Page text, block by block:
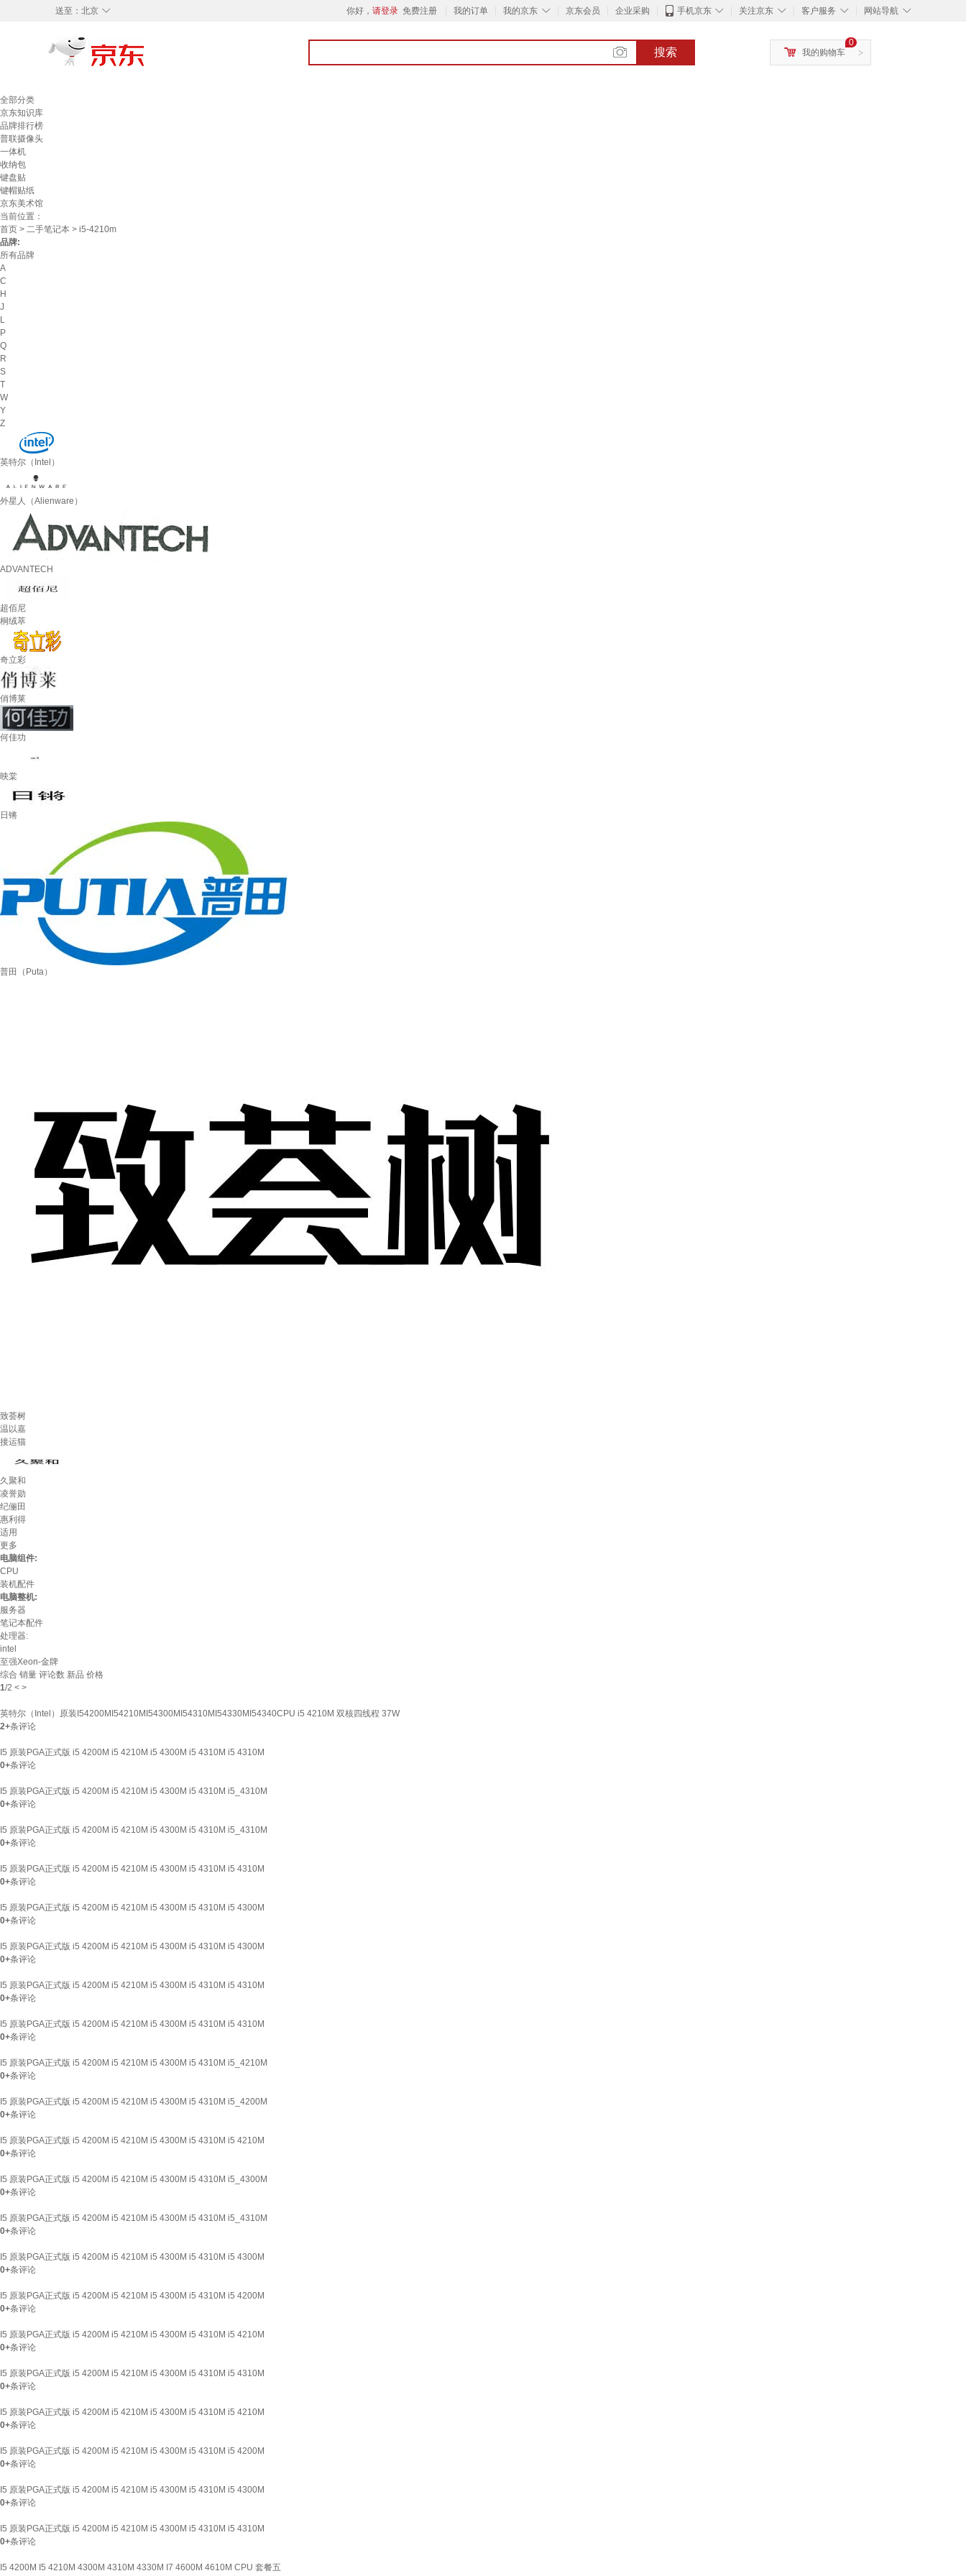
◇
送至： 北京 你好， 请登录 免费注册 我的订单 ◇
我的京东 京东会员 企业采购 ◇
手机京东 ◇
关注京东 ◇
客户服务 ◇
网站导航
搜索 >
0
我的购物车
全部分类
京东知识库
品牌排行榜
普联摄像头
一体机
收纳包
键盘贴
键帽贴纸
京东美术馆
当前位置：
首页 > 二手笔记本 > i5-4210m
品牌:
所有品牌
A
C
H
J
L
P
Q
R
S
T
W
Y
Z
英特尔（Intel）
外星人（Alienware）
ADVANTECH
超佰尼
桐绒萃
奇立彩
俏博莱
何佳功
映棠
日锵
普田（Puta）
致荟树
温以嘉
接运猫
久聚和
凌誉勋
纪俪田
惠利得
适用
更多
电脑组件:
CPU
装机配件
电脑整机:
服务器
笔记本配件
处理器:
intel
至强Xeon-金牌
综合 销量 评论数 新品 价格
1/2 < >
英特尔（Intel）原装I54200MI54210MI54300MI54310MI54330MI54340CPU i5 4210M 双核四线程 37W
2+条评论
I5 原装PGA正式版 i5 4200M i5 4210M i5 4300M i5 4310M i5 4310M
0+条评论
I5 原装PGA正式版 i5 4200M i5 4210M i5 4300M i5 4310M i5_4310M
0+条评论
I5 原装PGA正式版 i5 4200M i5 4210M i5 4300M i5 4310M i5_4310M
0+条评论
I5 原装PGA正式版 i5 4200M i5 4210M i5 4300M i5 4310M i5 4310M
0+条评论
I5 原装PGA正式版 i5 4200M i5 4210M i5 4300M i5 4310M i5 4300M
0+条评论
I5 原装PGA正式版 i5 4200M i5 4210M i5 4300M i5 4310M i5 4300M
0+条评论
I5 原装PGA正式版 i5 4200M i5 4210M i5 4300M i5 4310M i5 4310M
0+条评论
I5 原装PGA正式版 i5 4200M i5 4210M i5 4300M i5 4310M i5 4310M
0+条评论
I5 原装PGA正式版 i5 4200M i5 4210M i5 4300M i5 4310M i5_4210M
0+条评论
I5 原装PGA正式版 i5 4200M i5 4210M i5 4300M i5 4310M i5_4200M
0+条评论
I5 原装PGA正式版 i5 4200M i5 4210M i5 4300M i5 4310M i5 4210M
0+条评论
I5 原装PGA正式版 i5 4200M i5 4210M i5 4300M i5 4310M i5_4300M
0+条评论
I5 原装PGA正式版 i5 4200M i5 4210M i5 4300M i5 4310M i5_4310M
0+条评论
I5 原装PGA正式版 i5 4200M i5 4210M i5 4300M i5 4310M i5 4300M
0+条评论
I5 原装PGA正式版 i5 4200M i5 4210M i5 4300M i5 4310M i5 4200M
0+条评论
I5 原装PGA正式版 i5 4200M i5 4210M i5 4300M i5 4310M i5 4210M
0+条评论
I5 原装PGA正式版 i5 4200M i5 4210M i5 4300M i5 4310M i5 4310M
0+条评论
I5 原装PGA正式版 i5 4200M i5 4210M i5 4300M i5 4310M i5 4210M
0+条评论
I5 原装PGA正式版 i5 4200M i5 4210M i5 4300M i5 4310M i5 4200M
0+条评论
I5 原装PGA正式版 i5 4200M i5 4210M i5 4300M i5 4310M i5 4300M
0+条评论
I5 原装PGA正式版 i5 4200M i5 4210M i5 4300M i5 4310M i5 4310M
0+条评论
I5 4200M I5 4210M 4300M 4310M 4330M I7 4600M 4610M CPU 套餐五